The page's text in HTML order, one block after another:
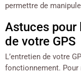
permettre de
Astuces pour
de votre GPS
L’entretien de votre
fonctionnement.